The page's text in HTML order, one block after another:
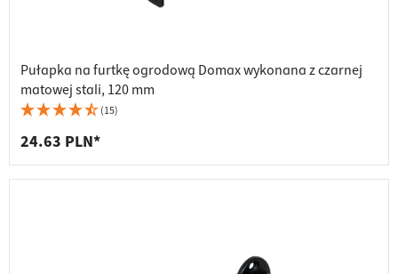
Pułapka na furtkę ogrodową Domax wykonana z czarnej
matowej stali, 120 mm
(15)
24.63 PLN*